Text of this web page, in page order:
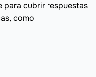
para cubrir respuestas
como